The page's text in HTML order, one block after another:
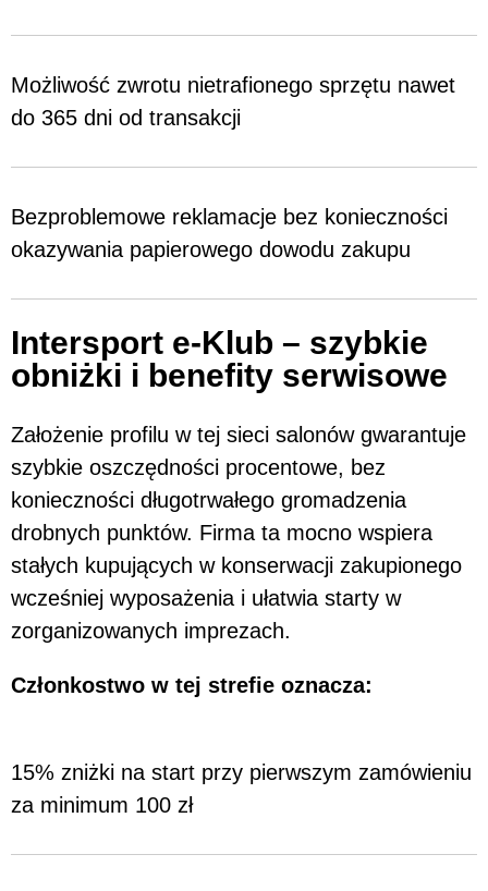
Możliwość zwrotu nietrafionego sprzętu nawet
do 365 dni od transakcji
Bezproblemowe reklamacje bez konieczności
okazywania papierowego dowodu zakupu
Intersport e-Klub – szybkie
obniżki i benefity serwisowe
Założenie profilu w tej sieci salonów gwarantuje
szybkie oszczędności procentowe, bez
konieczności długotrwałego gromadzenia
drobnych punktów. Firma ta mocno wspiera
stałych kupujących w konserwacji zakupionego
wcześniej wyposażenia i ułatwia starty w
zorganizowanych imprezach.
Członkostwo w tej strefie oznacza:
15% zniżki na start przy pierwszym zamówieniu
za minimum 100 zł